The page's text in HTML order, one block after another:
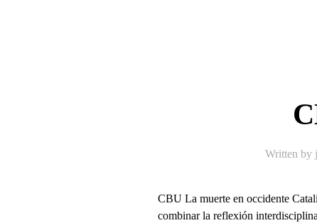
Written by
CBU La muerte en occidente
combinar la reflexión